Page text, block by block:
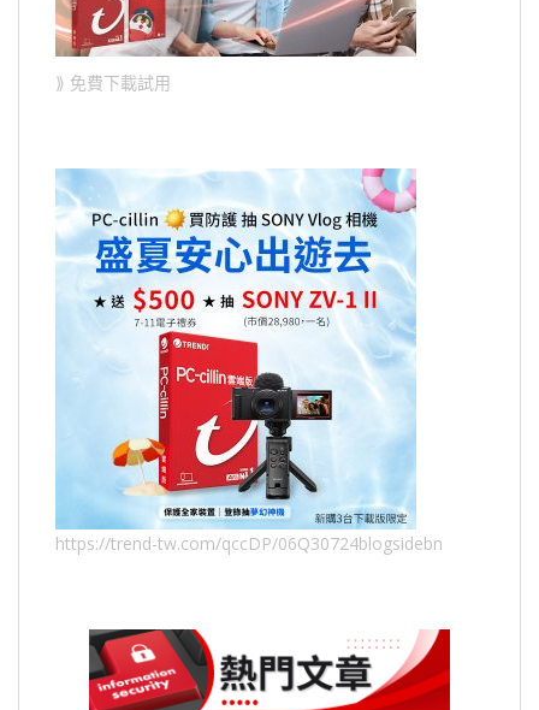
⟫ 免費下載試用
https://trend-tw.com/qccDP/06Q30724blogsidebn